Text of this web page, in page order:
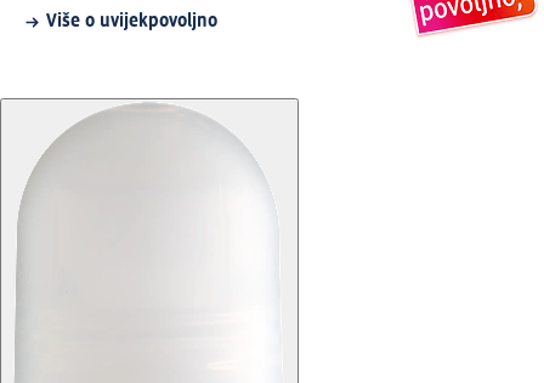
Više o uvijekpovoljno